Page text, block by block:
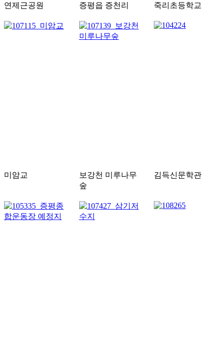
연제근공원 증평읍 증천리 죽리초등학교
미암교
보강천 미루나무
숲
김득신문학관